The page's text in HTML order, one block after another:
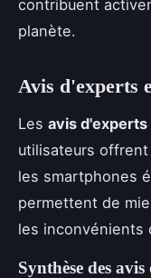
contribuent
planète.
Avis d'experts
Les avis d'experts
utilisateurs
les smartphones
permettent de
les inconvénients
Synthèse des